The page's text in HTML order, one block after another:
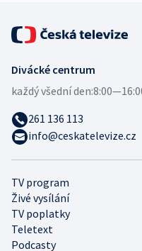
TV program
Živé vysílání
TV poplatky
Teletext
Podcasty
Divácké centrum
každý všední den:
261 136 113
info@ceskatelevize.cz